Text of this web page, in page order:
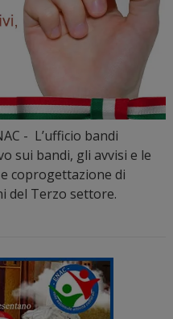
- L’ufficio bandi
sui bandi, gli avvisi e le
coprogettazione di
del Terzo settore.